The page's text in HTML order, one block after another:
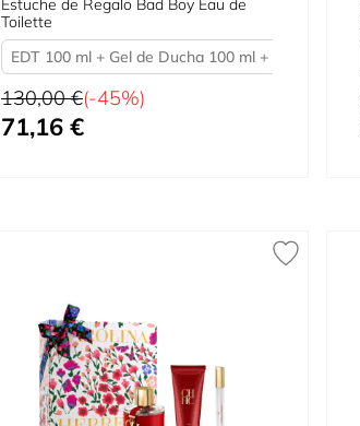
Estuche de Regalo Bad Boy Eau de
Toilette
EDT 100 ml + Gel de Ducha 100 ml + Mini 10 ml
EDT 100 ml + DEO + 7,5 ml
EDT 100 ml + Gel 100 ml + Mini
Precio habitual
130,00 €(-45%)
Tan bajo como
71,16 €